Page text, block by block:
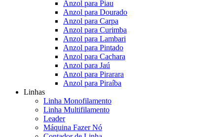
Anzol para Piau
Anzol para Dourado
Anzol para Carpa
Anzol para Curimba
Anzol para Lambari
Anzol para Pintado
Anzol para Cachara
Anzol para Jaú
Anzol para Pirarara
Anzol para Piraíba
Linhas
Linha Monofilamento
Linha Multifilamento
Leader
Máquina Fazer Nó